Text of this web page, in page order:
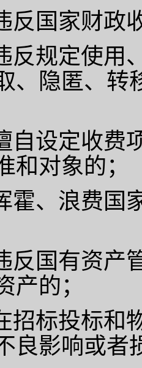
反国家财政
反规定使
、隐匿、转
自设定收
和对象的；
霍、浪费
反国有资
产的；
招标投标
良影响或者